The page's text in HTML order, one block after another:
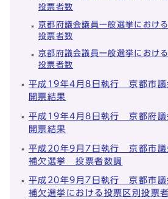
投票者数
京都府議会議員一般選挙におけ
投票者数
京都府議会議員一般選挙におけ
投票者数
平成19年4月8日執行 京都市
開票結果
平成19年4月8日執行 京都府
開票結果
平成20年9月7日執行 京都市議
補欠選挙 投票者数調
平成20年9月7日執行 京都市議
補欠選挙における投票区別投票